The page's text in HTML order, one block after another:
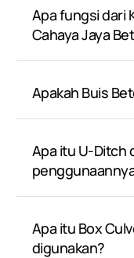
Apa fungsi dari
Cahaya Jaya
Apakah Buis
Apa itu U-Ditch
Apa itu Box
digunakan?